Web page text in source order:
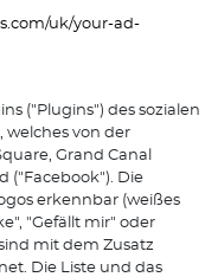
uk/your-ad-
("Plugins") des sozialen
welches von der
Grand Canal
("Facebook"). Die
erkennbar (weißes
"Gefällt mir" oder
mit dem Zusatz
Die Liste und das